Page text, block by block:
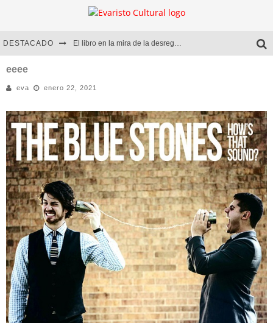
DESTACADO El libro en la mira de la desregulación
Diego Meret | Hotel Acapulco
Alejandra Correa | La nieve
eeee
eva enero 22, 2021